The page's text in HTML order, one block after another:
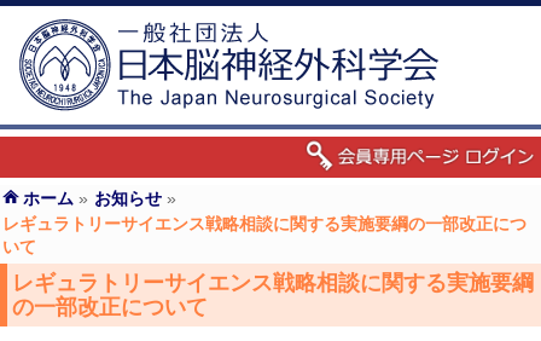
ホーム » お知らせ »
レギュラトリーサイエンス戦略相談に関する実施要綱の一部改正につ
いて
レギュラトリーサイエンス戦略相談に関する実施要綱
の一部改正について